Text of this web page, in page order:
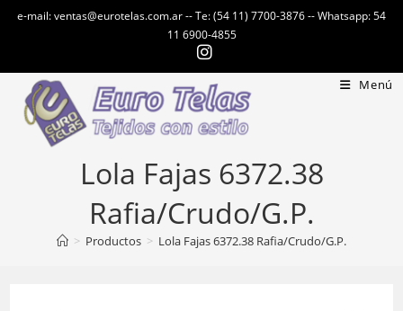
e-mail: ventas@eurotelas.com.ar -- Te: (54 11) 7700-3876 -- Whatsapp: 54
11 6900-4855
Menú
Lola Fajas 6372.38
Rafia/Crudo/G.P.
> Productos > Lola Fajas 6372.38 Rafia/Crudo/G.P.